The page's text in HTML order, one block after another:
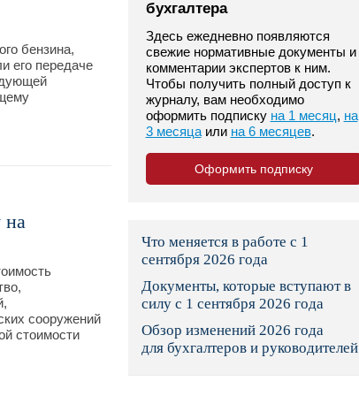
Гострудинспекция в г. Москве
Конституционный Суд
Пенсионный фонд
Правительство
Социальный фонд России
Суд общей юрисдикции
бензина,
его передаче
на
сооружений
стоимости
бухгалтера
Здесь ежедневно появляются
свежие нормативные документы и
комментарии экспертов к ним.
Чтобы получить полный доступ к
журналу, вам необходимо
оформить подписку на 1 месяц, на
3 месяцаили на 6 месяцев.
Оформить подписку
Что меняется в работе с 1
сентября 2026 года
Документы, которые вступают в
силу с 1 сентября 2026 года
Обзор изменений 2026 года
для бухгалтеров и руководителей